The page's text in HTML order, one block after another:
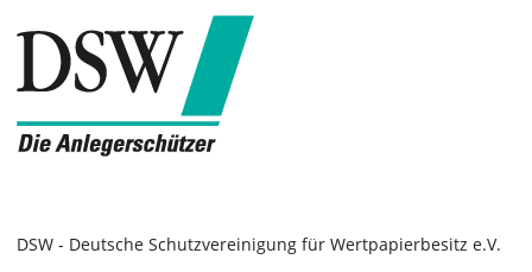
DSW - Deutsche Schutzvereinigung für Wertpapierbesitz e.V.